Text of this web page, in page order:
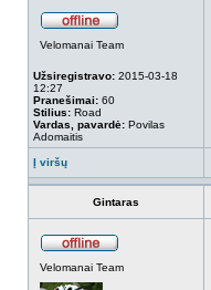
Velomanai Team
Užsiregistravo: 2015-03-18
12:27
Pranešimai: 60
Stilius: Road
Vardas, pavardė: Povilas
Adomaitis
Į viršų
Gintaras
Velomanai Team